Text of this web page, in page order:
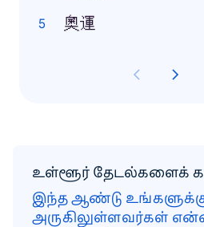
奧運
உள்ளூர் தேடல்களைக்
இந்த ஆண்டு
அருகிலுள்ளவர்கள்